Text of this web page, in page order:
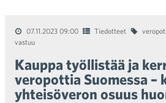
07.11.2023 09:00 Tiedotteet
vastuu
Kauppa työllistää ja
veropottia Suomessa –
yhteisöveron osuus